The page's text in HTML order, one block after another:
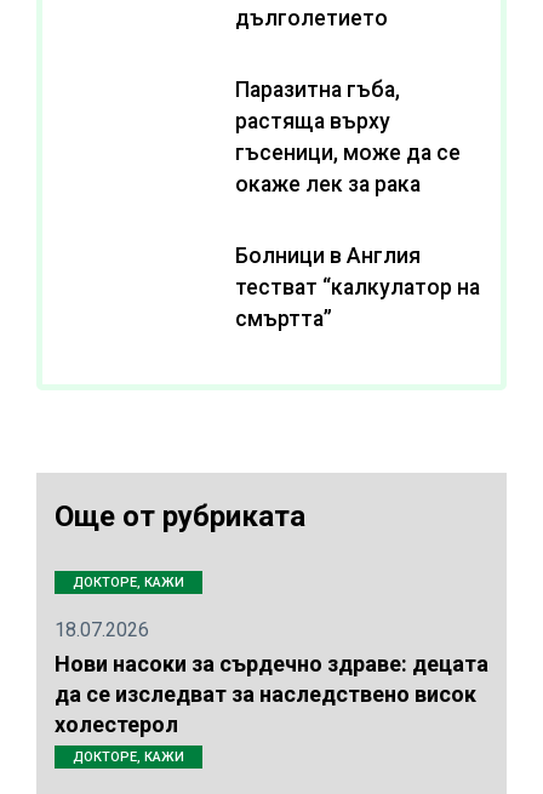
дълголетието
Паразитна гъба,
растяща върху
гъсеници, може да се
окаже лек за рака
Болници в Англия
тестват “калкулатор на
смъртта”
Още от рубриката
ДОКТОРЕ, КАЖИ
18.07.2026
Нови насоки за сърдечно здраве: децата
да се изследват за наследствено висок
холестерол
ДОКТОРЕ, КАЖИ